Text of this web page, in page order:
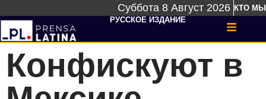
Суббота 8 Август 2026 КТО МЫ
РУССКОЕ ИЗДАНИЕ
Конфискуют в